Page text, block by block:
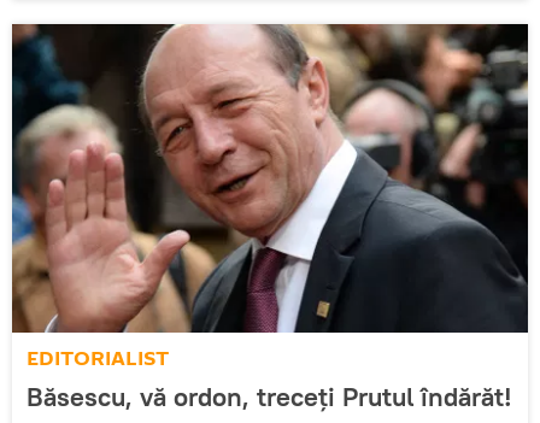
EDITORIALIST
Băsescu, vă ordon, treceți Prutul îndărăt!